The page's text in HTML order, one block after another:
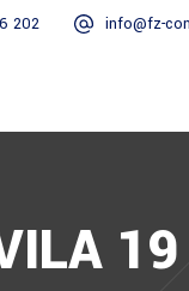
202 info@fz-
19